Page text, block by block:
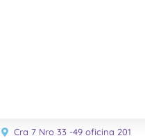
Cra 7 Nro 33 -49 oficina 201